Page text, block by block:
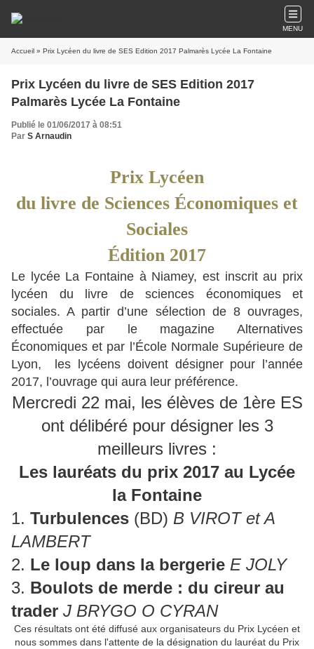
MENU
Accueil » Prix Lycéen du livre de SES Edition 2017 Palmarès Lycée La Fontaine
Prix Lycéen du livre de SES Edition 2017
Palmarès Lycée La Fontaine
Publié le 01/06/2017 à 08:51
Par S Arnaudin
Prix Lycéen
du livre de Sciences Économiques et
Sociales
Édition 2017
Le lycée La Fontaine à Niamey, est inscrit au prix
lycéen du livre de sciences économiques et
sociales. A partir d’une sélection de 8 ouvrages,
effectuée par le magazine Alternatives
Économiques et par l’École Normale Supérieure de
Lyon, les lycéens doivent désigner pour l’année
2017, l’ouvrage qui aura leur préférence.
Mercredi 22 mai, les élèves de 1ère ES
ont délibéré pour désigner les 3
meilleurs livres :
Les lauréats du prix 2017 au Lycée
la Fontaine
1. Turbulences (BD) B VIROT et A
LAMBERT
2. Le loup dans la bergerie E JOLY
3. Boulots de merde : du cireur au
trader J BRYGO O CYRAN
Ces résultats ont été diffusé aux organisateurs du Prix Lycéen et
nous sommes dans l'attente de la désignation du lauréat du Prix